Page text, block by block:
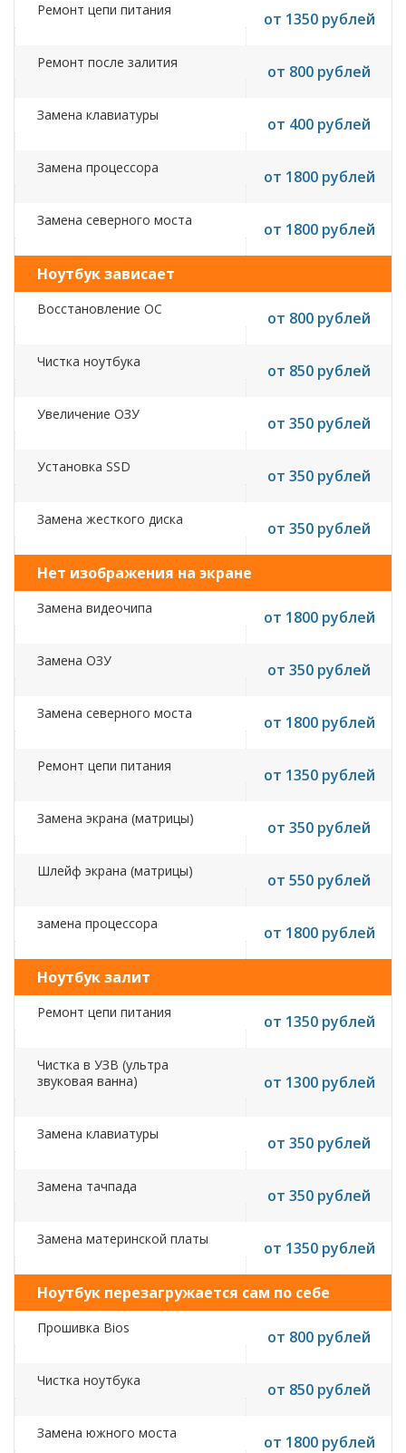
Ремонт цепи питания от 1350 рублей
Ремонт после залития от 800 рублей
Замена клавиатуры от 400 рублей
Замена процессора от 1800 рублей
Замена северного моста от 1800 рублей
Ноутбук зависает
Восстановление ОС от 800 рублей
Чистка ноутбука от 850 рублей
Увеличение ОЗУ от 350 рублей
Установка SSD от 350 рублей
Замена жесткого диска от 350 рублей
Нет изображения на экране
Замена видеочипа от 1800 рублей
Замена ОЗУ от 350 рублей
Замена северного моста от 1800 рублей
Ремонт цепи питания от 1350 рублей
Замена экрана (матрицы) от 350 рублей
Шлейф экрана (матрицы) от 550 рублей
замена процессора от 1800 рублей
Ноутбук залит
Ремонт цепи питания от 1350 рублей
Чистка в УЗВ (ультра
звуковая ванна)
от 1300 рублей
Замена клавиатуры от 350 рублей
Замена тачпада от 350 рублей
Замена материнской платы от 1350 рублей
Ноутбук перезагружается сам по себе
Прошивка Bios от 800 рублей
Чистка ноутбука от 850 рублей
Замена южного моста от 1800 рублей